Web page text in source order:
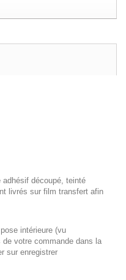
découpé, teinté
livrés sur film transfert afin
intérieure (vu
votre commande dans la
sur enregistrer